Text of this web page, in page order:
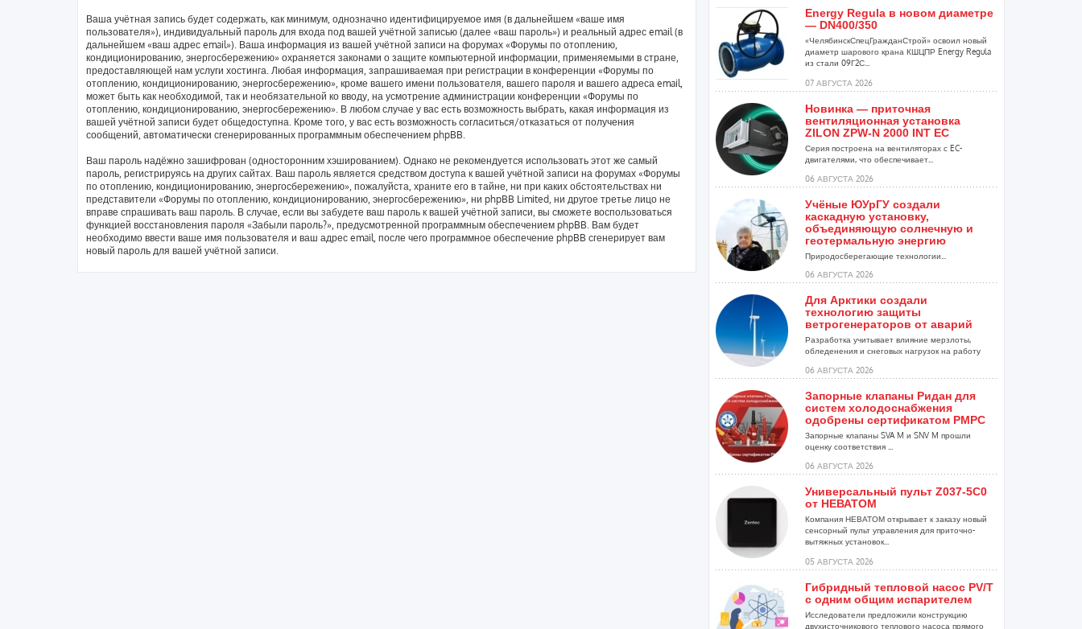
Ваша учётная запись будет содержать, как минимум, однозначно идентифицируемое имя (в дальнейшем «ваше имя
пользователя»), индивидуальный пароль для входа под вашей учётной записью (далее «ваш пароль») и реальный адрес email (в
дальнейшем «ваш адрес email»). Ваша информация из вашей учётной записи на форумах «Форумы по отоплению,
кондиционированию, энергосбережению» охраняется законами о защите компьютерной информации, применяемыми в стране,
предоставляющей нам услуги хостинга. Любая информация, запрашиваемая при регистрации в конференции «Форумы по
отоплению, кондиционированию, энергосбережению», кроме вашего имени пользователя, вашего пароля и вашего адреса email,
может быть как необходимой, так и необязательной ко вводу, на усмотрение администрации конференции «Форумы по
отоплению, кондиционированию, энергосбережению». В любом случае у вас есть возможность выбрать, какая информация из
вашей учётной записи будет общедоступна. Кроме того, у вас есть возможность согласиться/отказаться от получения
сообщений, автоматически сгенерированных программным обеспечением phpBB.
Ваш пароль надёжно зашифрован (односторонним хэшированием). Однако не рекомендуется использовать этот же самый
пароль, регистрируясь на других сайтах. Ваш пароль является средством доступа к вашей учётной записи на форумах «Форумы
по отоплению, кондиционированию, энергосбережению», пожалуйста, храните его в тайне, ни при каких обстоятельствах ни
представители «Форумы по отоплению, кондиционированию, энергосбережению», ни phpBB Limited, ни другое третье лицо не
вправе спрашивать ваш пароль. В случае, если вы забудете ваш пароль к вашей учётной записи, вы сможете воспользоваться
функцией восстановления пароля «Забыли пароль?», предусмотренной программным обеспечением phpBB. Вам будет
необходимо ввести ваше имя пользователя и ваш адрес email, после чего программное обеспечение phpBB сгенерирует вам
новый пароль для вашей учётной записи.
Energy Regula в новом диаметре
— DN400/350
«ЧелябинскСпецГражданСтрой» освоил новый
диаметр шарового крана КШЦПР Energy Regula
из стали 09Г2С...
07 АВГУСТА 2026
Новинка — приточная
вентиляционная установка
ZILON ZPW-N 2000 INT EC
Серия построена на вентиляторах с EC-
двигателями, что обеспечивает...
06 АВГУСТА 2026
Учёные ЮУрГУ создали
каскадную установку,
объединяющую солнечную и
геотермальную энергию
Природосберегающие технологии...
06 АВГУСТА 2026
Для Арктики создали
технологию защиты
ветрогенераторов от аварий
Разработка учитывает влияние мерзлоты,
обледенения и снеговых нагрузок на работу
06 АВГУСТА 2026
Запорные клапаны Ридан для
систем холодоснабжения
одобрены сертификатом РМРС
Запорные клапаны SVA M и SNV M прошли
оценку соответствия ...
06 АВГУСТА 2026
Универсальный пульт Z037-5C0
от НЕВАТОМ
Компания НЕВАТОМ открывает к заказу новый
сенсорный пульт управления для приточно-
вытяжных установок...
05 АВГУСТА 2026
Гибридный тепловой насос PV/T
с одним общим испарителем
Исследователи предложили конструкцию
двухисточникового теплового насоса прямого